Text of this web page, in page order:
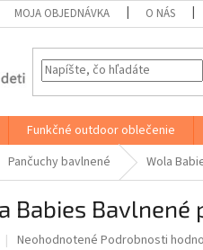
MOJA OBJEDNÁVKA O NÁS
Funkčné outdoor oblečenie
Pančuchy bavlnené Wola
Babies Bavlnené
Priemerné
Neohodnotené Podrobnosti